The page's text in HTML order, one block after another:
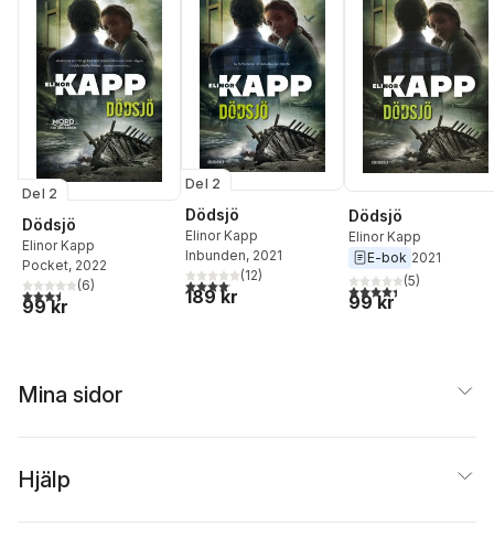
Del 2
Dödsjö
Elinor Kapp
Pocket, 2022
3,5utav 5 stjärnor. Totalt antal röster:
(6)
99 kr
Del 2
Dödsjö
Elinor Kapp
Inbunden, 2021
4,1utav 5 stjärnor. Totalt antal röster:
(12)
189 kr
Dödsjö
Elinor Kapp
E-bok 2021
4,4utav 5 stjärnor.
(5)
99 kr
Mina sidor
Hjälp